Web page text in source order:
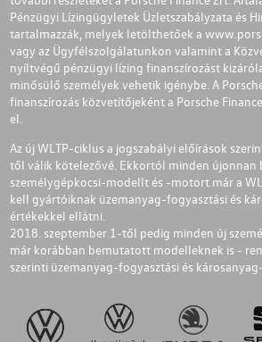
Pénzügyi Lízingügyletek Üzletszabályzata és
tartalmazzák, melyek letölthetőek a
vagy az Ügyfélszolgálatunkon valamint a
nyíltvégű pénzügyi lízing finanszírozást
minősülő személyek vehetik igénybe. A
finanszírozás közvetítőjeként a Porsche
el.
Az új WLTP-ciklus a jogszabályi előírások
től válik kötelezővé. Ekkortól minden
személygépkocsi-modellt és -motort már a
kell gyártóiknak üzemanyag-fogyasztási és
értékekkel ellátni.
2018. szeptember 1-től pedig minden új
már korábban bemutatott modelleknek is -
szerinti üzemanyag-fogyasztási és